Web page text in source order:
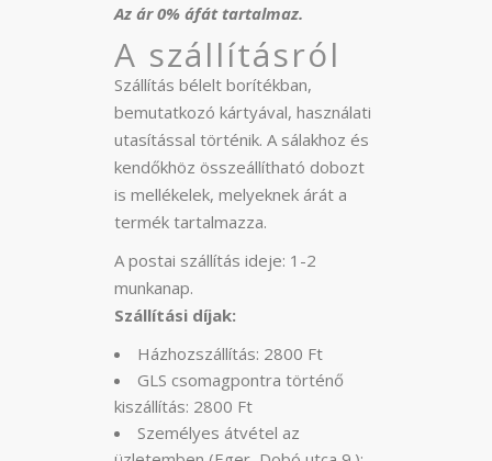
Az ár 0% áfát tartalmaz.
A szállításról
Szállítás bélelt borítékban,
bemutatkozó kártyával, használati
utasítással történik. A sálakhoz és
kendőkhöz összeállítható dobozt
is mellékelek, melyeknek árát a
termék tartalmazza.
A postai szállítás ideje: 1-2
munkanap.
Szállítási díjak:
Házhozszállítás: 2800 Ft
GLS csomagpontra történő
kiszállítás: 2800 Ft
Személyes átvétel az